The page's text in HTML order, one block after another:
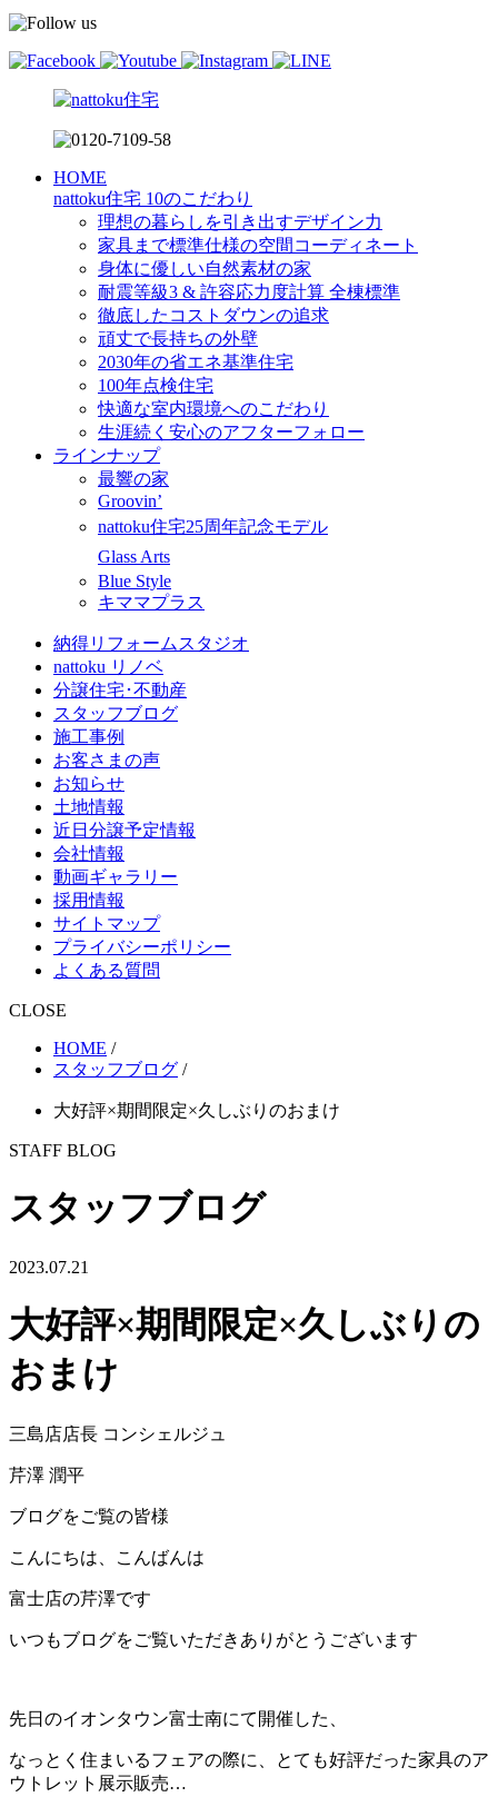
HOME
nattoku住宅 10のこだわり
理想の暮らしを引き出すデザイン力
家具まで標準仕様の空間コーディネート
身体に優しい自然素材の家
耐震等級3 & 許容応力度計算 全棟標準
徹底したコストダウンの追求
頑丈で長持ちの外壁
2030年の省エネ基準住宅
100年点検住宅
快適な室内環境へのこだわり
生涯続く安心のアフターフォロー
ラインナップ
最響の家
Groovin’
nattoku住宅25周年記念モデル
Glass Arts
Blue Style
キママプラス
納得リフォームスタジオ
nattoku リノベ
分譲住宅･不動産
スタッフブログ
施工事例
お客さまの声
お知らせ
土地情報
近日分譲予定情報
会社情報
動画ギャラリー
採用情報
サイトマップ
プライバシーポリシー
よくある質問
CLOSE
HOME /
スタッフブログ /
大好評×期間限定×久しぶりのおまけ
STAFF BLOG
スタッフブログ
2023.07.21
大好評×期間限定×久しぶりの
おまけ
三島店店長 コンシェルジュ
芹澤 潤平
ブログをご覧の皆様
こんにちは、こんばんは
富士店の芹澤です
いつもブログをご覧いただきありがとうございます
先日のイオンタウン富士南にて開催した、
なっとく住まいるフェアの際に、とても好評だった家具のア
ウトレット展示販売…